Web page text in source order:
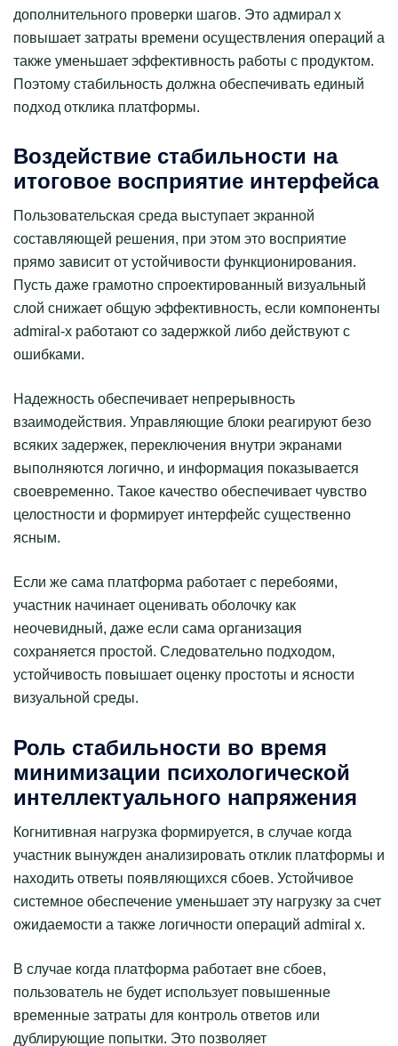
дополнительного проверки шагов. Это адмирал х
повышает затраты времени осуществления операций а
также уменьшает эффективность работы с продуктом.
Поэтому стабильность должна обеспечивать единый
подход отклика платформы.
Воздействие стабильности на
итоговое восприятие интерфейса
Пользовательская среда выступает экранной
составляющей решения, при этом это восприятие
прямо зависит от устойчивости функционирования.
Пусть даже грамотно спроектированный визуальный
слой снижает общую эффективность, если компоненты
admiral-x работают со задержкой либо действуют с
ошибками.
Надежность обеспечивает непрерывность
взаимодействия. Управляющие блоки реагируют безо
всяких задержек, переключения внутри экранами
выполняются логично, и информация показывается
своевременно. Такое качество обеспечивает чувство
целостности и формирует интерфейс существенно
ясным.
Если же сама платформа работает с перебоями,
участник начинает оценивать оболочку как
неочевидный, даже если сама организация
сохраняется простой. Следовательно подходом,
устойчивость повышает оценку простоты и ясности
визуальной среды.
Роль стабильности во время
минимизации психологической
интеллектуального напряжения
Когнитивная нагрузка формируется, в случае когда
участник вынужден анализировать отклик платформы и
находить ответы появляющихся сбоев. Устойчивое
системное обеспечение уменьшает эту нагрузку за счет
ожидаемости а также логичности операций admiral x.
В случае когда платформа работает вне сбоев,
пользователь не будет использует повышенные
временные затраты для контроль ответов или
дублирующие попытки. Это позволяет